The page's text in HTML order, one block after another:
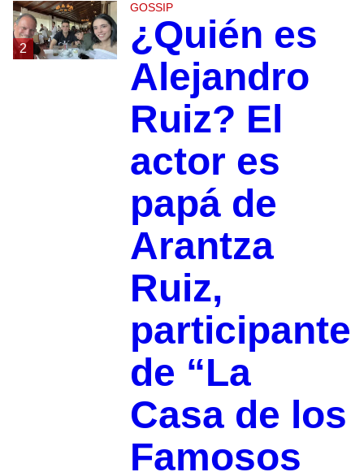
2
GOSSIP
¿Quién es
Alejandro
Ruiz? El
actor es
papá de
Arantza
Ruiz,
participante
de “La
Casa de los
Famosos